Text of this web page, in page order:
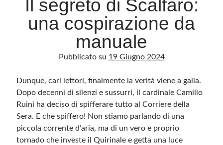
Categorie
Categorie
Questo blog non rappresenta una testata giornalistica, in quanto viene aggiornato
Il segreto di Scalfaro:
una cospirazione da
manuale
Pubblicato su 19 Giugno 2024
Dunque, cari lettori, finalmente la verità viene a galla.
Dopo decenni di silenzi e sussurri, il cardinale Camillo
Ruini ha deciso di spifferare tutto al Corriere della
Sera. E che spiffero! Non stiamo parlando di una
piccola corrente d’aria, ma di un vero e proprio
tornado che investe il Quirinale e getta una luce